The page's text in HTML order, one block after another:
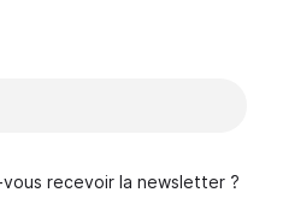
recevoir la newsletter ?